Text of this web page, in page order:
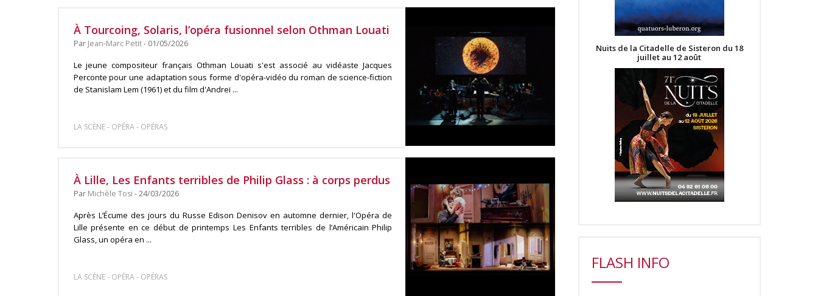
À Tourcoing, Solaris, l’opéra fusionnel selon Othman Louati
Par Jean-Marc Petit- 01/05/2026
Le jeune compositeur français Othman Louati s'est associé au vidéaste Jacques
Perconte pour une adaptation sous forme d'opéra-vidéo du roman de science-fiction
de Stanislam Lem (1961) et du film d'Andreï ...
LA SCÈNE- OPÉRA- OPÉRAS
À Lille, Les Enfants terribles de Philip Glass : à corps perdus
Par Michèle Tosi - 24/03/2026
Après L’Écume des jours du Russe Edison Denisov en automne dernier, l'Opéra de
Lille présente en ce début de printemps Les Enfants terribles de l’Américain Philip
Glass, un opéra en ...
LA SCÈNE- OPÉRA- OPÉRAS
Nuits de la Citadelle de Sisteron du 18
juillet au 12 août
FLASH INFO